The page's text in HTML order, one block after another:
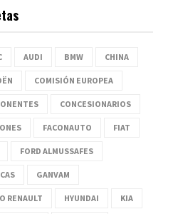
AUDI BMW CHINA
COMISIÓN EUROPEA
CONCESIONARIOS
FACONAUTO FIAT
FORD ALMUSSAFES
GANVAM
RENAULT HYUNDAI KIA